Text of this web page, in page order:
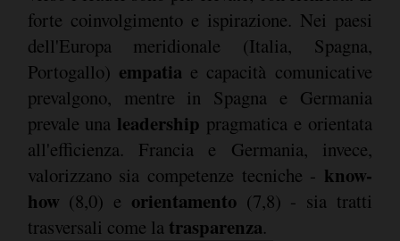
forte coinvolgimento e ispirazione. Nei paesi
dell'Europa meridionale (Italia, Spagna,
Portogallo) empatia e capacità comunicative
prevalgono, mentre in Spagna e Germania
prevale una leadership pragmatica e orientata
all'efficienza. Francia e Germania, invece,
valorizzano sia competenze tecniche - know-
how (8,0) e orientamento(7,8) - sia tratti
trasversali come la trasparenza.